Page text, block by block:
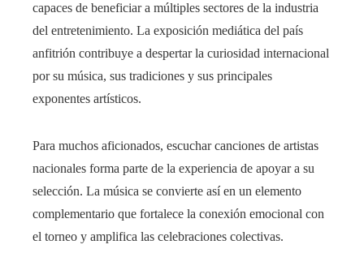
capaces de beneficiar a múltiples sectores de la industria
del entretenimiento. La exposición mediática del país
anfitrión contribuye a despertar la curiosidad internacional
por su música, sus tradiciones y sus principales
exponentes artísticos.
Para muchos aficionados, escuchar canciones de artistas
nacionales forma parte de la experiencia de apoyar a su
selección. La música se convierte así en un elemento
complementario que fortalece la conexión emocional con
el torneo y amplifica las celebraciones colectivas.